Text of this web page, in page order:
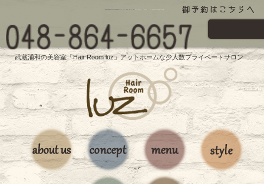
武蔵浦和の美容室「Hair Room luz」アットホームな少人数プライベートサロン